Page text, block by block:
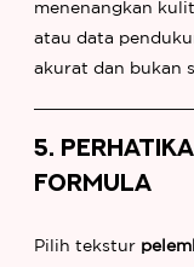
menenangkan
atau data
akurat dan bukan
5.
FORMULA
Pilih tekstur